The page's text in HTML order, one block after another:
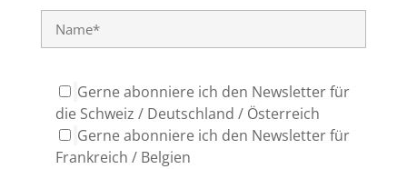
Gerne abonniere ich den Newsletter für
die Schweiz / Deutschland / Österreich
Gerne abonniere ich den Newsletter für
Frankreich / Belgien